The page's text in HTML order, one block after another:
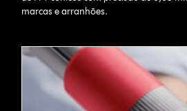
marcas e arranhões.